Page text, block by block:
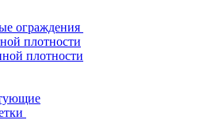
ограждения
плотности
плотности